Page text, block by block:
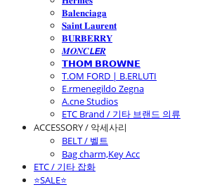
𝐁𝐚𝐥𝐞𝐧𝐜𝐢𝐚𝐠𝐚
𝐒𝐚𝐢𝐧𝐭 𝐋𝐚𝐮𝐫𝐞𝐧𝐭
𝐁𝐔𝐑𝐁𝐄𝐑𝐑𝐘
𝑴𝑶𝑵𝑪𝙇𝙀𝑹
𝗧𝗛𝗢𝗠 𝗕𝗥𝗢𝗪𝗡𝗘
T.OM FORD | B.ERLUTI
E.rmenegildo Zegna
A.cne Studios
ETC Brand / 기타 브랜드 의류
ACCESSORY / 악세사리
BELT / 벨트
Bag charm,Key Acc
ETC / 기타 잡화
⭐SALE⭐